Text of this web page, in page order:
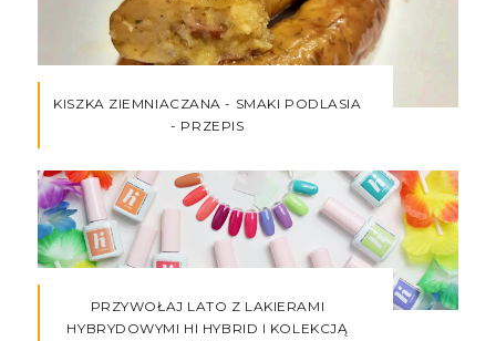
KISZKA ZIEMNIACZANA - SMAKI PODLASIA
- PRZEPIS
PRZYWOŁAJ LATO Z LAKIERAMI
HYBRYDOWYMI HI HYBRID I KOLEKCJĄ